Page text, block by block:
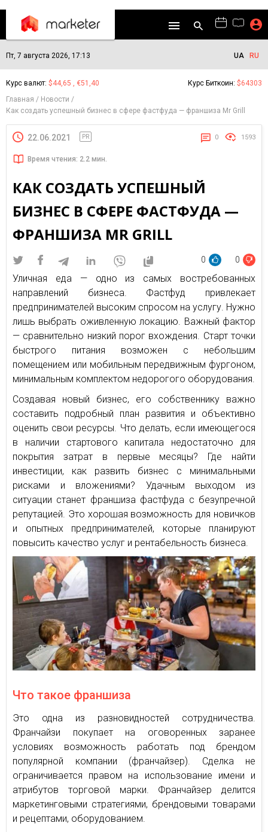
Пт, 7 августа 2026, 17:13 UA RU
Курс валют: $44,65 , €51,40 Курс Биткоин: $64303
Главная
Новости
Как создать успешный бизнес в сфере фастфуда — франшиза Mr Grill
22.06.2021 PR 0 1593
Время чтения: 2.2 мин.
КАК СОЗДАТЬ УСПЕШНЫЙ
БИЗНЕС В СФЕРЕ ФАСТФУДА —
ФРАНШИЗА MR GRILL
0 0
Уличная еда — одно из самых востребованных
направлений бизнеса. Фастфуд привлекает
предпринимателей высоким спросом на услугу. Нужно
лишь выбрать оживленную локацию. Важный фактор
— сравнительно низкий порог вхождения. Старт точки
быстрого питания возможен с небольшим
помещением или мобильным передвижным фургоном,
минимальным комплектом недорогого оборудования.
Создавая новый бизнес, его собственнику важно
составить подробный план развития и объективно
оценить свои ресурсы. Что делать, если имеющегося
в наличии стартового капитала недостаточно для
покрытия затрат в первые месяцы? Где найти
инвестиции, как развить бизнес с минимальными
рисками и вложениями? Удачным выходом из
ситуации станет франшиза фастфуда с безупречной
репутацией. Это хорошая возможность для новичков
и опытных предпринимателей, которые планируют
повысить качество услуг и рентабельность бизнеса.
Что такое франшиза
Это одна из разновидностей сотрудничества.
Франчайзи покупает на оговоренных заранее
условиях возможность работать под брендом
популярной компании (франчайзер). Сделка не
ограничивается правом на использование имени и
атрибутов торговой марки. Франчайзер делится
маркетинговыми стратегиями, брендовыми товарами
и рецептами, оборудованием.